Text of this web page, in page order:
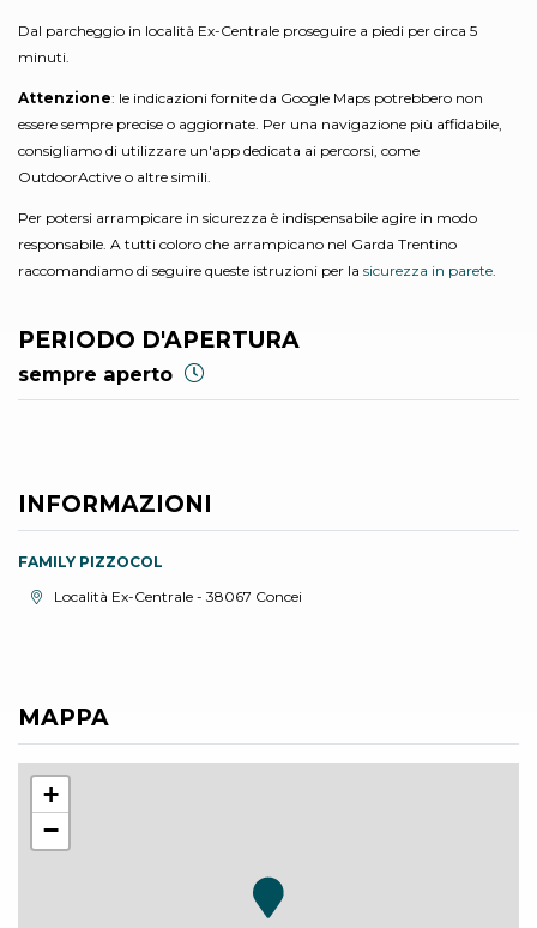
Dal parcheggio in località Ex-Centrale proseguire a piedi per circa 5
minuti.
Attenzione: le indicazioni fornite da Google Maps potrebbero non
essere sempre precise o aggiornate. Per una navigazione più affidabile,
consigliamo di utilizzare un'app dedicata ai percorsi, come
OutdoorActive o altre simili.
Per potersi arrampicare in sicurezza è indispensabile agire in modo
responsabile. A tutti coloro che arrampicano nel Garda Trentino
raccomandiamo di seguire queste istruzioni per la sicurezza in parete
PERIODO D'APERTURA
sempre aperto
INFORMAZIONI
FAMILY PIZZOCOL
Località:Località Ex-Centrale - 38067 Concei
MAPPA
+
−